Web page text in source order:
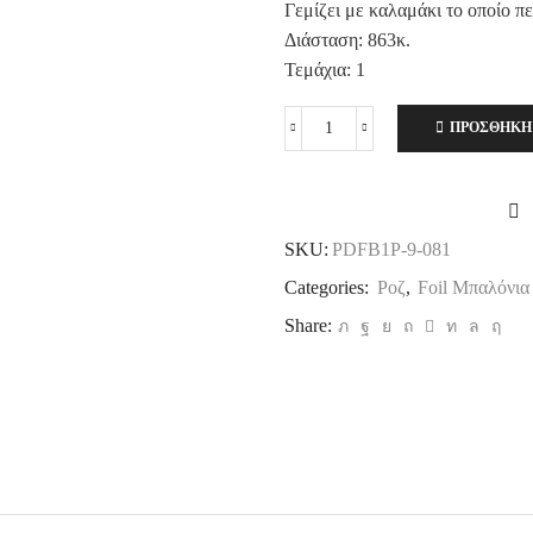
Γεμίζει με καλαμάκι το οποίο
Διάσταση: 863κ.
Τεμάχια: 1
Μπαλόνι
86εκ.
ποσότητα
ΠΡΟΣΘΉΚΗ
SKU: PDFB1P-9-081
Categories: Ροζ, Foil
Share: